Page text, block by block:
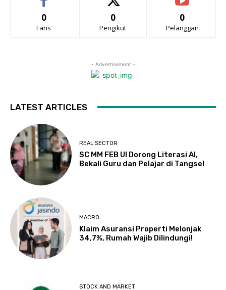
0
Fans
0
Pengikut
0
Pelanggan
- Advertisement -
LATEST ARTICLES
REAL SECTOR
SC MM FEB UI Dorong Literasi AI,
Bekali Guru dan Pelajar di Tangsel
MACRO
Klaim Asuransi Properti Melonjak
34,7%, Rumah Wajib Dilindungi!
STOCK AND MARKET